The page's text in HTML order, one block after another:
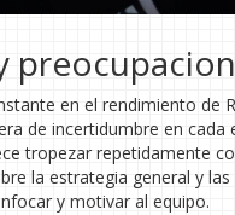
en el rendimiento de
de incertidumbre en
tropezar repetidamente
la estrategia general y
y motivar al equipo.